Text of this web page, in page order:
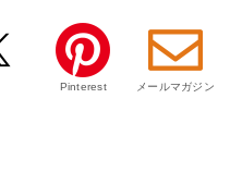
Pinterest メールマガジン